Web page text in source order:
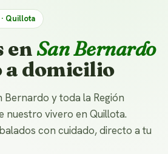
Quillota
en San Bernardo
a domicilio
Bernardo y toda la Región
nuestro vivero en Quillota.
con cuidado, directo a tu